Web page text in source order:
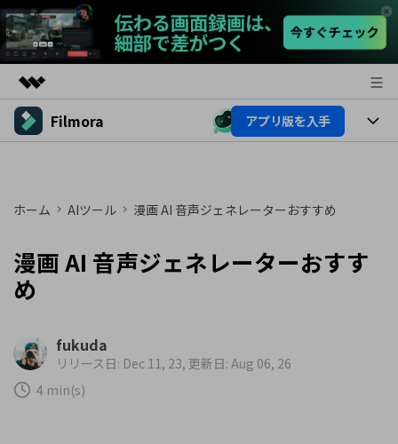
製品
企業情報
プラン＆価格
サポート
Filmora アプリ版を入手
プラットフォーム
AI機能
AI機能
AIヒント
活用法
Filmoraのユーザー層
ビデオソリューション
動画編集関連知識
動画編集のコツ
サポート
サポート
ホーム AIツール 漫画 AI 音声ジェネレーターおすすめ
漫画 AI 音声ジェネレーターおすす
め
fukuda
リリース日: Dec 11, 23, 更新日: Aug 06, 26
4 min(s)